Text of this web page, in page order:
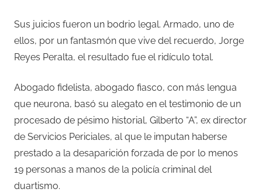
Sus juicios fueron un bodrio legal. Armado, uno de
ellos, por un fantasmón que vive del recuerdo, Jorge
Reyes Peralta, el resultado fue el ridículo total.
Abogado fidelista, abogado fiasco, con más lengua
que neurona, basó su alegato en el testimonio de un
procesado de pésimo historial, Gilberto “A”, ex director
de Servicios Periciales, al que le imputan haberse
prestado a la desaparición forzada de por lo menos
19 personas a manos de la policía criminal del
duartismo.